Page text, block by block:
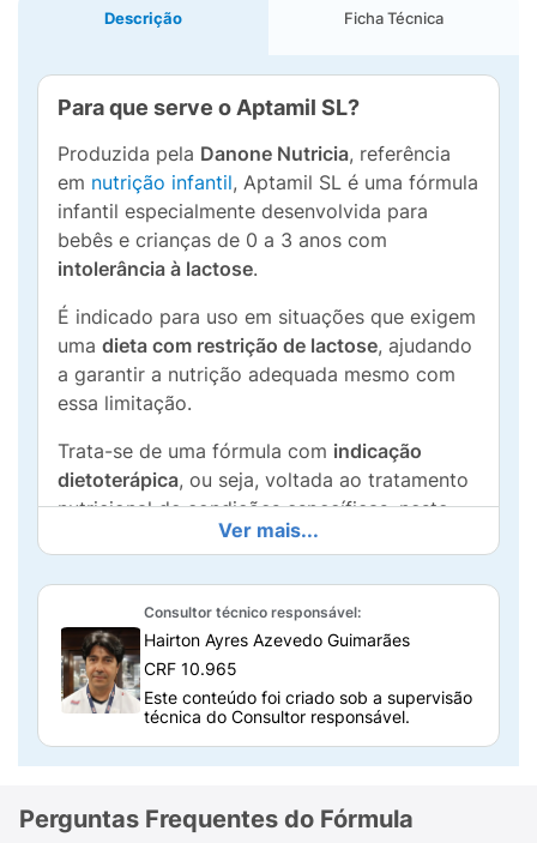
Descrição Ficha Técnica
Para que serve o Aptamil SL?
Produzida pela Danone Nutricia, referência
em nutrição infantil, Aptamil SL é uma fórmula
infantil especialmente desenvolvida para
bebês e crianças de 0 a 3 anos com
intolerância à lactose.
É indicado para uso em situações que exigem
uma dieta com restrição de lactose, ajudando
a garantir a nutrição adequada mesmo com
essa limitação.
Trata-se de uma fórmula com indicação
dietoterápica, ou seja, voltada ao tratamento
nutricional de condições específicas, neste
caso, a intolerância à lactose.
Ela oferece os nutrientes essenciais para o
crescimento e o desenvolvimento infantil,
comoDHA, ARA, nucleotídeos e taurina
garantindo uma alimentação segura e
equilibrada para quem não pode consumir
fórmulas comuns.
O preparo correto é essencial para garantir a
Ver mais...
Consultor técnico responsável:
Hairton Ayres Azevedo Guimarães
CRF 10.965
Este conteúdo foi criado sob a supervisão
técnica do Consultor responsável.
Perguntas Frequentes do Fórmula